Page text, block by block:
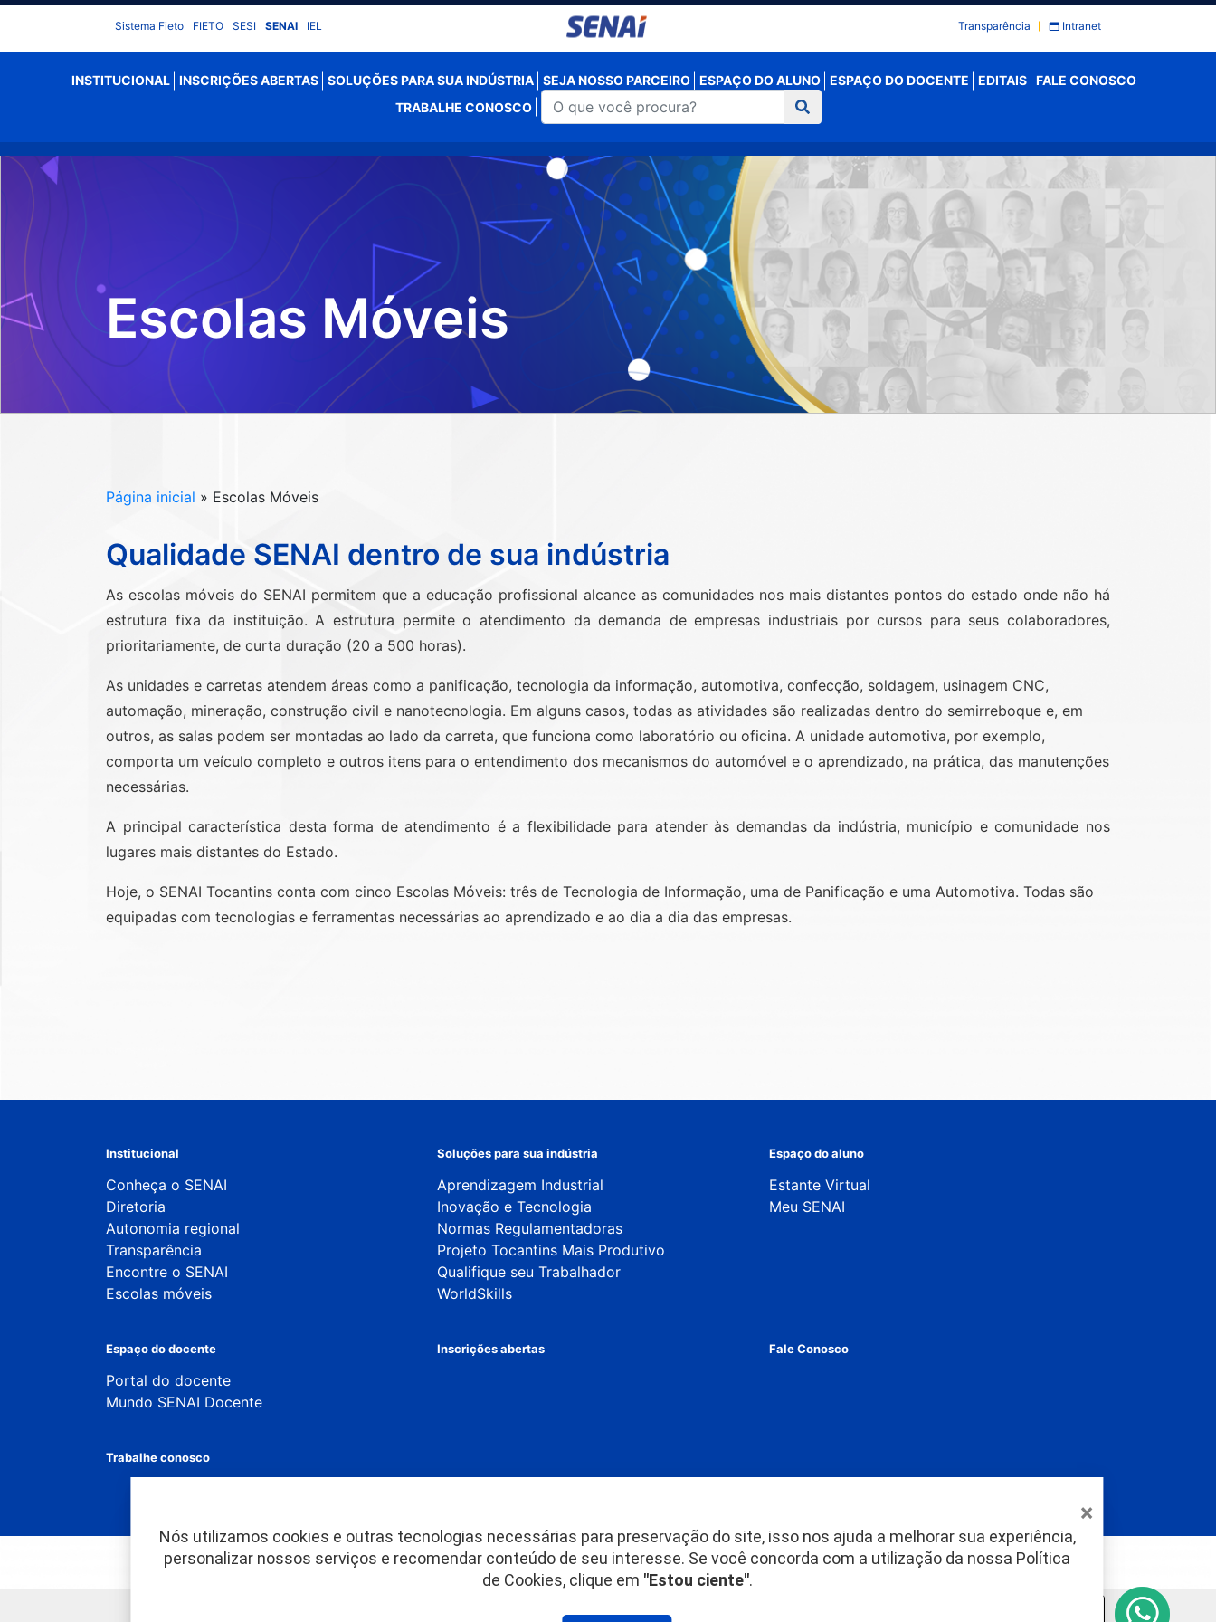
×
Nós utilizamos cookies e outras tecnologias necessárias para preservação do site, isso nos ajuda a melhorar sua experiência,
personalizar nossos serviços e recomendar conteúdo de seu interesse. Se você concorda com a utilização da nossa Política
de Cookies, clique em "Estou ciente".
Sistema Fieto FIETO SESI SENAI IEL Transparência Intranet
INSTITUCIONAL INSCRIÇÕES ABERTAS SOLUÇÕES PARA SUA INDÚSTRIA SEJA NOSSO PARCEIRO ESPAÇO DO ALUNO ESPAÇO DO DOCENTE EDITAIS
FALE CONOSCO
TRABALHE CONOSCO
Escolas Móveis
Página inicial » Escolas Móveis
Qualidade SENAI dentro de sua indústria
As escolas móveis do SENAI permitem que a educação profissional alcance as comunidades nos mais distantes pontos do estado onde não há
estrutura fixa da instituição. A estrutura permite o atendimento da demanda de empresas industriais por cursos para seus colaboradores,
prioritariamente, de curta duração (20 a 500 horas).
As unidades e carretas atendem áreas como a panificação, tecnologia da informação, automotiva, confecção, soldagem, usinagem CNC,
automação, mineração, construção civil e nanotecnologia. Em alguns casos, todas as atividades são realizadas dentro do semirreboque e, em
outros, as salas podem ser montadas ao lado da carreta, que funciona como laboratório ou oficina. A unidade automotiva, por exemplo,
comporta um veículo completo e outros itens para o entendimento dos mecanismos do automóvel e o aprendizado, na prática, das manutenções
necessárias.
A principal característica desta forma de atendimento é a flexibilidade para atender às demandas da indústria, município e comunidade nos
lugares mais distantes do Estado.
Hoje, o SENAI Tocantins conta com cinco Escolas Móveis: três de Tecnologia de Informação, uma de Panificação e uma Automotiva. Todas são
equipadas com tecnologias e ferramentas necessárias ao aprendizado e ao dia a dia das empresas.
Institucional
Conheça o SENAI
Diretoria
Autonomia regional
Transparência
Encontre o SENAI
Escolas móveis
Soluções para sua indústria
Aprendizagem Industrial
Inovação e Tecnologia
Normas Regulamentadoras
Projeto Tocantins Mais Produtivo
Qualifique seu Trabalhador
WorldSkills
Espaço do aluno
Estante Virtual
Meu SENAI
Espaço do docente
Portal do docente
Mundo SENAI Docente
Inscrições abertas Fale Conosco
Trabalhe conosco
ACSE 1 Rua de Pedestre SE 03 LOTE 34-A Edifício Armando Monteiro Neto Plano Diretor Sul - Palmas-TO CEP: 77020-016